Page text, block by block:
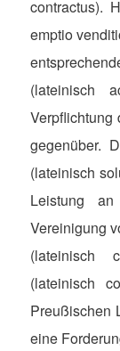
contractus).
emptio
(lateinisch
Verpflichtung
gegenüber.
(lateinisch
Leistung
Vereinigung
(lateinisch
(lateinisch
Preußischen
eine